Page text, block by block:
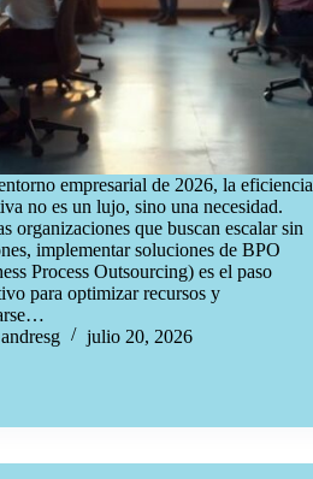
empresarial de 2026, la eficiencia
no es un lujo, sino una necesidad.
organizaciones que buscan escalar sin
implementar soluciones de BPO
Process Outsourcing) es el paso
para optimizar recursos y
andresg
julio 20, 2026